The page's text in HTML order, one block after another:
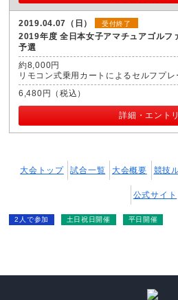
2019.04.07（日） 受付終了
2019年度 全日本女子アマチュアゴルフ
予選
約8,000円
リモコン式乗用カートによるセルフプレ
6,480円（税込）
詳細・エント
大会トップ 試合一覧 大会概要 競技
公式サイト
2人で参加 土日祝日開催 平日開催